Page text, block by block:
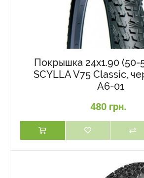
Покрышка 24x1.90 (50-
SCYLLA V75 Classic,
A6-01
480 грн.